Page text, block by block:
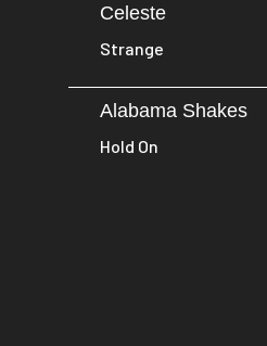
Celeste
Strange
Alabama Shakes
Hold On